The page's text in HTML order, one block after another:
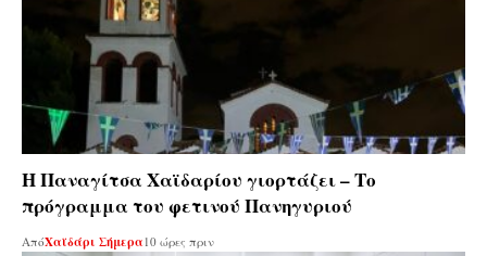
Η Παναγίτσα Χαϊδαρίου γιορτάζει – Το
πρόγραμμα του φετινού Πανηγυριού
ΑπόΧαϊδάρι Σήμερα 10 ώρες πριν